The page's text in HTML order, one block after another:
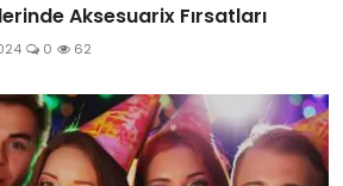
Aksesuarix Fırsatları
0 62